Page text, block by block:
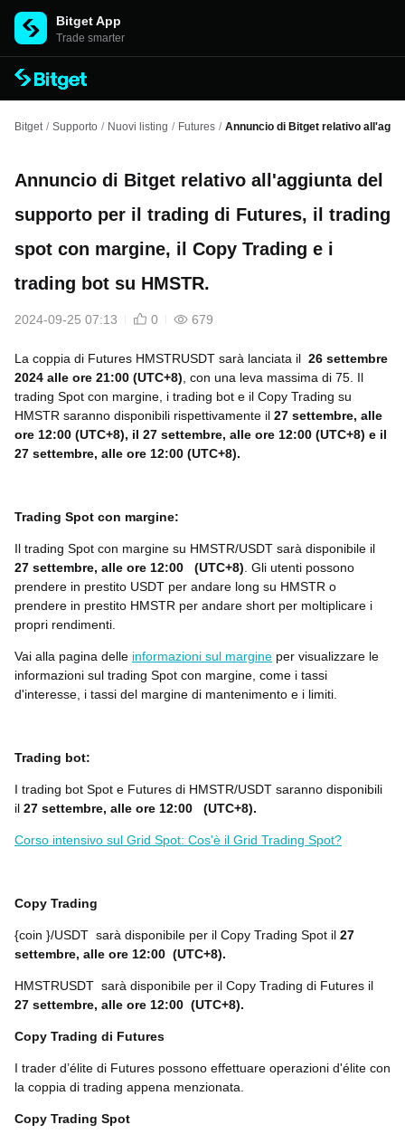
Bitget App
Trade smarter
Bitget / Supporto / Nuovi listing / Futures / Annuncio di Bitget relativo
Annuncio di Bitget relativo all'aggiunta del
supporto per il trading di Futures, il trading
spot con margine, il Copy Trading e i
trading bot su HMSTR.
2024-09-25 07:13 0 679
La coppia di Futures HMSTRUSDT sarà lanciata il 26 settembre
2024 alle ore 21:00 (UTC+8) , con una leva massima di 75. Il
trading Spot con margine, i trading bot e il Copy Trading su
HMSTR saranno disponibili rispettivamente il 27 settembre, alle
ore 12:00 (UTC+8), il 27 settembre, alle ore 12:00 (UTC+8) e il
27 settembre, alle ore 12:00 (UTC+8).
Trading Spot con margine:
Il trading Spot con margine su HMSTR/USDT sarà disponibile il
27 settembre, alle ore 12:00
(UTC+8) . Gli utenti possono
prendere in prestito USDT per andare long su HMSTR o
prendere in prestito HMSTR per andare short per moltiplicare i
propri rendimenti.
Vai alla pagina delle informazioni sul margine per visualizzare le
informazioni sul trading Spot con margine, come i tassi
d'interesse, i tassi del margine di mantenimento e i limiti.
Trading bot:
I trading bot Spot e Futures di HMSTR/USDT saranno disponibili
il 27 settembre, alle ore 12:00 (UTC+8).
Corso intensivo sul Grid Spot: Cos'è il Grid Trading Spot?
Copy Trading
{coin }/USDT sarà disponibile per il Copy Trading Spot il 27
settembre, alle ore 12:00 (UTC+8).
HMSTRUSDT sarà disponibile per il Copy Trading di Futures il
27 settembre, alle ore 12:00 (UTC+8).
Copy Trading di Futures
I trader d’élite di Futures possono effettuare operazioni d'élite con
la coppia di trading appena menzionata.
Copy Trading Spot